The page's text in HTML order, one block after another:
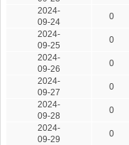
2024-
09-24
0
2024-
09-25
0
2024-
09-26
0
2024-
09-27
0
2024-
09-28
0
2024-
09-29
0